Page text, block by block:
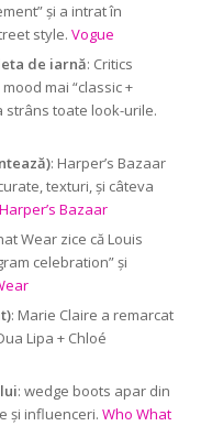
și a intrat în
style. Vogue
de iarnă: Critics
mai “classic +
strâns toate look-urile.
: Harper’s Bazaar
texturi, și câteva
Harper’s Bazaar
Wear zice că Louis
celebration” și
: Marie Claire a remarcat
Lipa + Chloé
: wedge boots apar din
și influenceri. Who What